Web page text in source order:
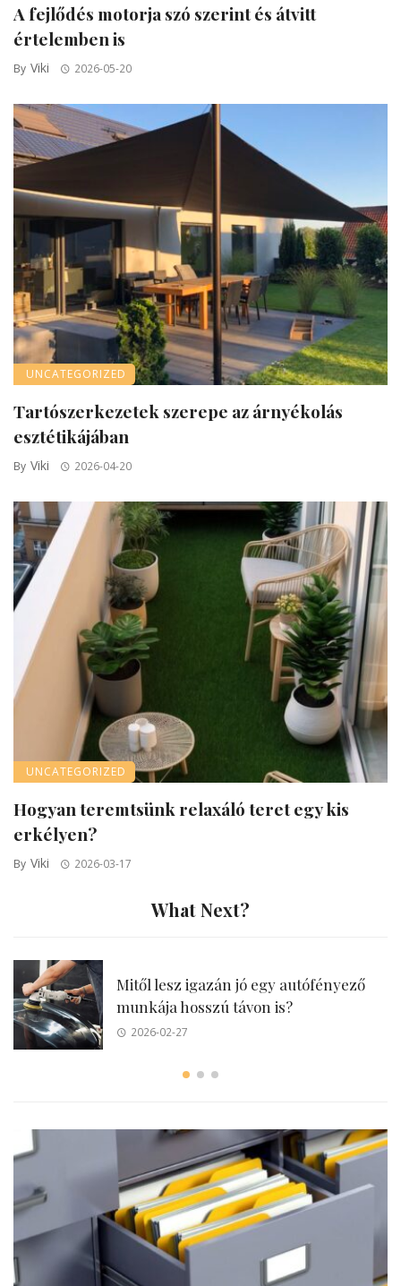
A fejlődés motorja szó szerint és átvitt
értelemben is
By Viki 2026-05-20
UNCATEGORIZED
Tartószerkezetek szerepe az árnyékolás
esztétikájában
By Viki 2026-04-20
UNCATEGORIZED
Hogyan teremtsünk relaxáló teret egy kis
erkélyen?
By Viki 2026-03-17
What Next?
Mitől lesz igazán jó egy autófényező
munkája hosszú távon is?
2026-02-27